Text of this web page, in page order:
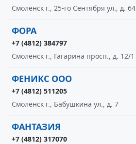
Смоленск г., 25-го Сентября ул., д. 64
ФОРА
+7 (4812) 384797
Смоленск г., Гагарина просп., д. 12/1
ФЕНИКС ООО
+7 (4812) 511205
Смоленск г., Бабушкина ул., д. 7
ФАНТАЗИЯ
+7 (4812) 317070